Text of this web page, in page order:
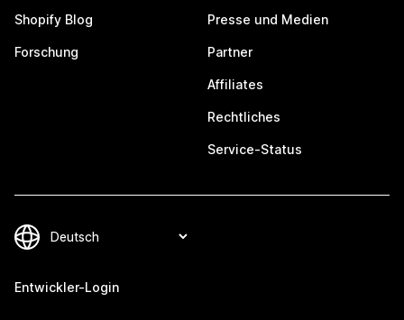
Shopify Blog
Forschung
Presse und Medien
Partner
Affiliates
Rechtliches
Service-Status
Entwickler-Login